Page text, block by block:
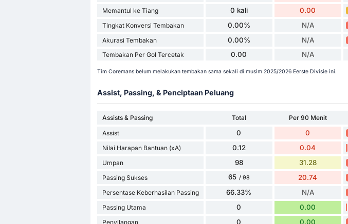
Memantul ke Tiang 0 kali 0.00
Tingkat Konversi Tembakan 0.00% N/A
Akurasi Tembakan 0.00% N/A
Tembakan Per Gol Tercetak 0.00 N/A
Tim Coremans belum melakukan tembakan sama sekali di musim 2025/2026 Eerste Divisie ini.
Assist, Passing, & Penciptaan Peluang
Assists & Passing Total Per 90 Menit
Assist
0 0
Nilai Harapan Bantuan (xA) 0.12 0.04
Umpan 98 31.28
Passing Sukses 65 / 98 20.74
Persentase Keberhasilan Passing 66.33% N/A
Passing Utama 0 0.00
Penyilangan 0 0.00